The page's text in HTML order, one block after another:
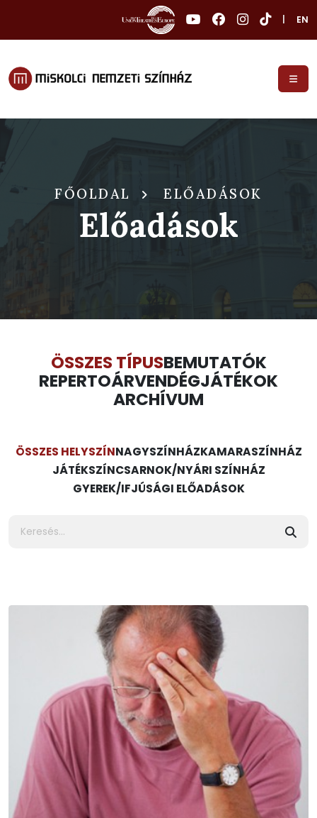
EN
FŐOLDAL ELŐADÁSOK
Előadások
ÖSSZES TÍPUSBEMUTATÓK
REPERTOÁRVENDÉGJÁTÉKOK
ARCHÍVUM
ÖSSZES HELYSZÍNNAGYSZÍNHÁZKAMARASZÍNHÁZ
JÁTÉKSZÍNCSARNOK/NYÁRI SZÍNHÁZ
GYEREK/IFJÚSÁGI ELŐADÁSOK